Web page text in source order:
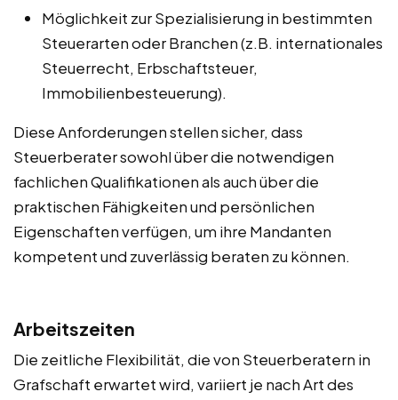
Möglichkeit zur Spezialisierung in bestimmten
Steuerarten oder Branchen (z.B. internationales
Steuerrecht, Erbschaftsteuer,
Immobilienbesteuerung).
Diese Anforderungen stellen sicher, dass
Steuerberater sowohl über die notwendigen
fachlichen Qualifikationen als auch über die
praktischen Fähigkeiten und persönlichen
Eigenschaften verfügen, um ihre Mandanten
kompetent und zuverlässig beraten zu können.
Arbeitszeiten
Die zeitliche Flexibilität, die von Steuerberatern in
Grafschaft erwartet wird, variiert je nach Art des